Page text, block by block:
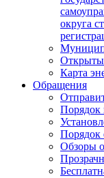
округа
Карта
Обращения
Порядок
Порядок
Обзоры